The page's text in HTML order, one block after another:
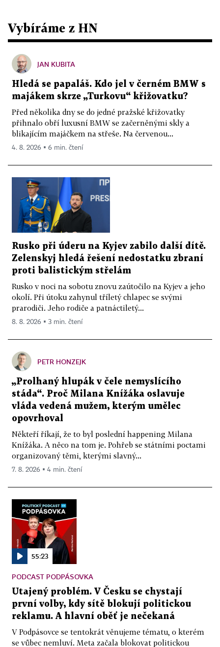
Vybíráme z HN
JAN KUBITA
Hledá se papaláš. Kdo jel v černém BMW s
majákem skrze „Turkovu“ křižovatku?
Před několika dny se do jedné pražské křižovatky
přihnalo obří luxusní BMW se začerněnými skly a
blikajícím majáčkem na střeše. Na červenou...
4. 8. 2026 ▪ 6 min. čtení
Rusko při úderu na Kyjev zabilo další dítě.
Zelenskyj hledá řešení nedostatku zbraní
proti balistickým střelám
Rusko v noci na sobotu znovu zaútočilo na Kyjev a jeho
okolí. Při útoku zahynul tříletý chlapec se svými
prarodiči. Jeho rodiče a patnáctiletý...
8. 8. 2026 ▪ 3 min. čtení
PETR HONZEJK
„Prolhaný hlupák v čele nemyslícího
stáda“. Proč Milana Knížáka oslavuje
vláda vedená mužem, kterým umělec
opovrhoval
Někteří říkají, že to byl poslední happening Milana
Knížáka. A něco na tom je. Pohřeb se státními poctami
organizovaný těmi, kterými slavný...
7. 8. 2026 ▪ 4 min. čtení
55:23
PODCAST PODPÁSOVKA
Utajený problém. V Česku se chystají
první volby, kdy sítě blokují politickou
reklamu. A hlavní oběť je nečekaná
V Podpásovce se tentokrát věnujeme tématu, o kterém
se vůbec nemluví. Meta začala blokovat politickou